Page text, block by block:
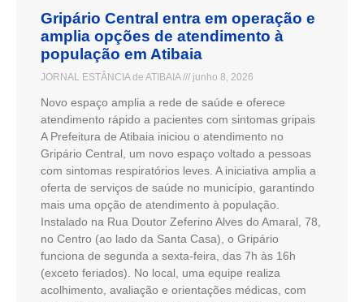
Gripário Central entra em operação e
amplia opções de atendimento à
população em Atibaia
JORNAL ESTÂNCIA de ATIBAIA junho 8, 2026
Novo espaço amplia a rede de saúde e oferece
atendimento rápido a pacientes com sintomas gripais
A Prefeitura de Atibaia iniciou o atendimento no
Gripário Central, um novo espaço voltado a pessoas
com sintomas respiratórios leves. A iniciativa amplia a
oferta de serviços de saúde no município, garantindo
mais uma opção de atendimento à população.
Instalado na Rua Doutor Zeferino Alves do Amaral, 78,
no Centro (ao lado da Santa Casa), o Gripário
funciona de segunda a sexta-feira, das 7h às 16h
(exceto feriados). No local, uma equipe realiza
acolhimento, avaliação e orientações médicas, com